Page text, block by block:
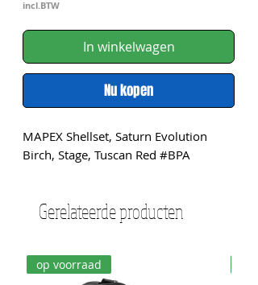
incl.BTW
In winkelwagen
Nu kopen
MAPEX Shellset, Saturn Evolution
Birch, Stage, Tuscan Red #BPA
Gerelateerde producten
op voorraad